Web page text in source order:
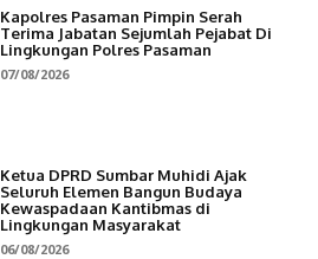
Kapolres Pasaman Pimpin Serah
Terima Jabatan Sejumlah Pejabat Di
Lingkungan Polres Pasaman
07/08/2026
Ketua DPRD Sumbar Muhidi Ajak
Seluruh Elemen Bangun Budaya
Kewaspadaan Kantibmas di
Lingkungan Masyarakat
06/08/2026